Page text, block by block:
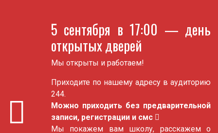
5 сентября в 17:00 — день
открытых дверей
Мы открыты и работаем!
Приходите по нашему адресу в аудиторию
244.
Можно приходить без предварительной
записи, регистрации и смс
Мы покажем вам школу, расскажем о